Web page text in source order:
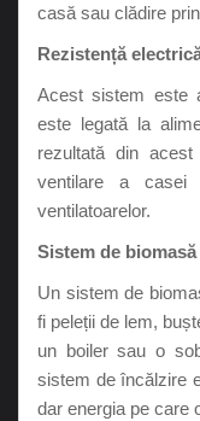
casă sau clădire
Rezistență
Acest sistem este
este legată la
rezultată din
ventilare a casei
ventilatoarelor.
Sistem de biomasă
Un sistem de
fi peleții de lem,
un boiler sau o
sistem de încălzire
dar energia pe care